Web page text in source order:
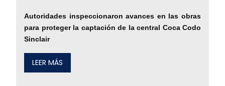
Autoridades inspeccionaron avances en las obras
para proteger la captación de la central Coca Codo
Sinclair
LEER MÁS